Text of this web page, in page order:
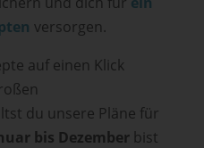
versorgen.
auf einen Klick
du unsere Pläne für
bis Dezemberbist